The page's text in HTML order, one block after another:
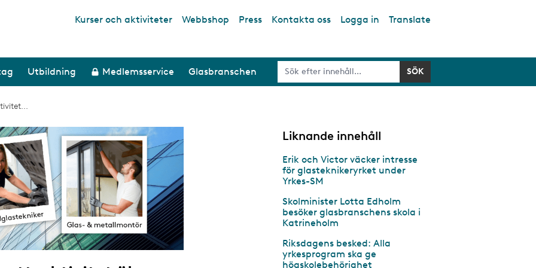
Top links
Kurser och aktiviteter Webbshop Press Kontakta oss Logga in Translate
Utbildning Medlemsservice Glasbranschen
Liknande innehåll
Erik och Victor väcker intresse
för glasteknikeryrket under
Yrkes-SM
Skolminister Lotta Edholm
besöker glasbranschens skola i
Katrineholm
Riksdagens besked: Alla
yrkesprogram ska ge
högskolebehörighet